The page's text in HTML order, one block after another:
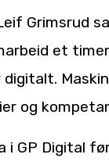
Grimsrud
et
og
i GP Digital